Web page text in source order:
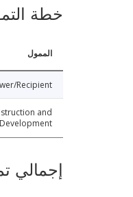
خطة
الممول
Recipient
and
Development
إجمالي